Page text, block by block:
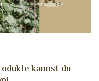
kannst du